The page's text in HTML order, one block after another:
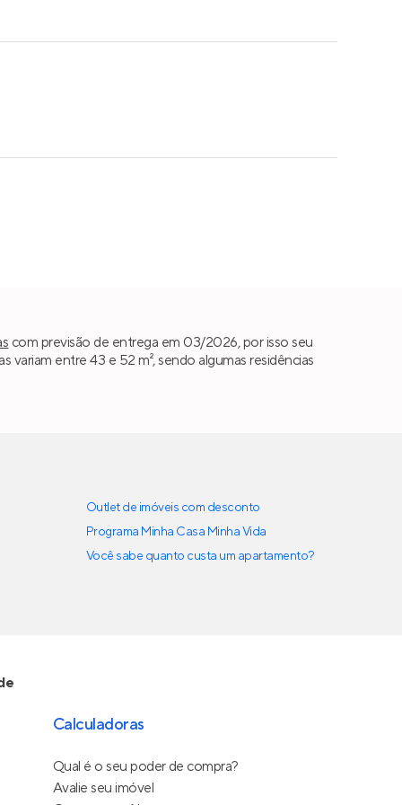
com previsão de entrega em 03/2026, por isso seu
entre 43 e 52 m², sendo algumas residências
Outlet de imóveis com desconto
Programa Minha Casa Minha Vida
Você sabe quanto custa um apartamento?
Calculadoras
Qual é o seu poder de compra?
Avalie seu imóvel